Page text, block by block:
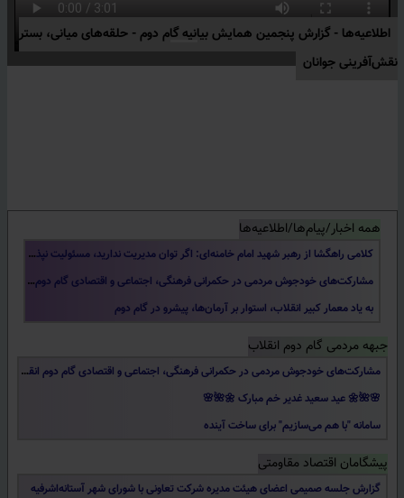
اطلاعیه‌ها -گزارش پنجمین همایش بیانیه گام دوم - حلقه‌های میانی، بستر
نقش‌آفرینی جوانان
همه اخبار/پیام‌ها/اطلاعیه‌ها
کلامی راهگشا از رهبر شهید امام خامنه‌ای: اگر توان مدیریت ندارید، مسئولیت نپذیرید
مشارکت‌های خودجوش مردمی در حکمرانی فرهنگی، اجتماعی و اقتصادی گام دوم انقلاب
به یاد معمار کبیر انقلاب، استوار بر آرمان‌ها، پیشرو در گام دوم
🌸🌺🌼 عید سعید غدیر خم مبارک 🌼🌺🌸
سامانه "با هم می‌سازیم" برای ساخت آینده
به یاد معمار کبیر انقلاب، استوار بر آرمان‌ها، پیشرو در گام دوم
جبهه مردمی گام دوم انقلاب
کلامی راهگشا از رهبر شهید امام خامنه‌ای: اگر توان مدیریت ندارید، مسئولیت نپذیرید
مشارکت‌های خودجوش مردمی در حکمرانی فرهنگی، اجتماعی و اقتصادی گام دوم انقلاب
🌸🌺🌼 عید سعید غدیر خم مبارک 🌼🌺🌸
سامانه "با هم می‌سازیم" برای ساخت آینده
رضا جان است شاه مردم ایران، میلاد امام رضا (ع) مبارکباد
پیام و درخواست از اعضای محترم و فعالان و دغدغه مندان عزیز کشور
پیشگامان اقتصاد مقاومتی
گزارش جلسه صمیمی اعضای هیئت مدیره شرکت تعاونی با شورای شهر آستانه‌اشرفیه